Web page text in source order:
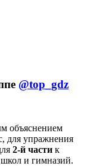
@top_gdz
объяснением
для упражнения
2-й части к
и гимназий.